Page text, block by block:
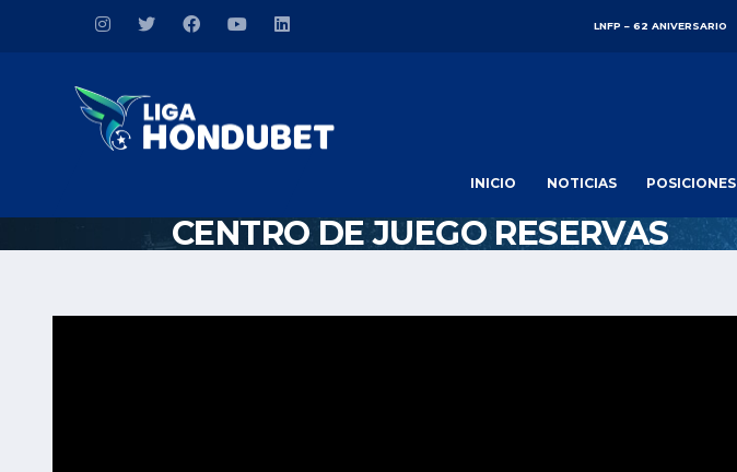
LNFP – 62 ANIVERSARIO
INICIO NOTICIAS POSICIONES
CENTRO DE JUEGO RESERVAS